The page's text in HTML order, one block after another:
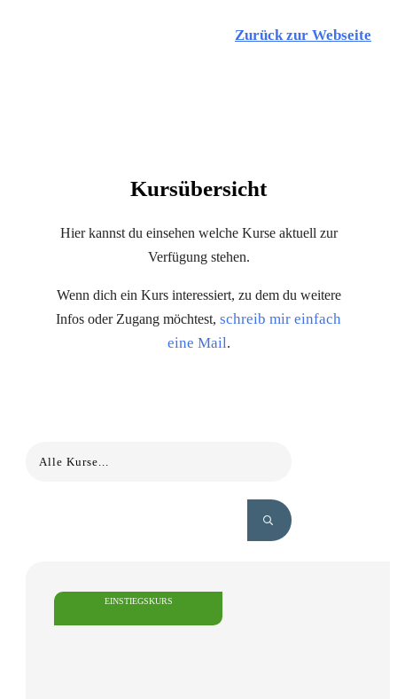
Zurück zur Webseite
Kursübersicht
Hier kannst du einsehen welche Kurse aktuell zur
Verfügung stehen.
Wenn dich ein Kurs interessiert, zu dem du weitere
Infos oder Zugang möchtest, schreib mir einfach
eine Mail.
Alle Kurse...
EINSTIEGSKURS